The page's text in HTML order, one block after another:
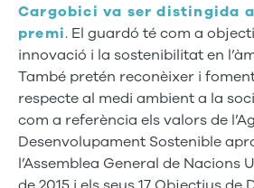
Cargobici va ser distingida
premi. El guardó té com a
innovació i la sostenibilitat en
També pretén reconèixer i
respecte al medi ambient a la
com a referència els valors de
Desenvolupament Sostenible
l’Assemblea General de Nacions